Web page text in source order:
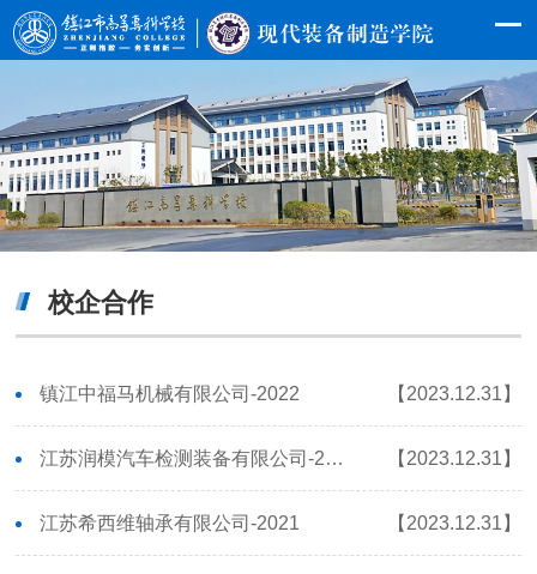
校企合作
镇江中福马机械有限公司-2022 【2023.12.31】
江苏润模汽车检测装备有限公司-2020 【2023.12.31】
江苏希西维轴承有限公司-2021 【2023.12.31】